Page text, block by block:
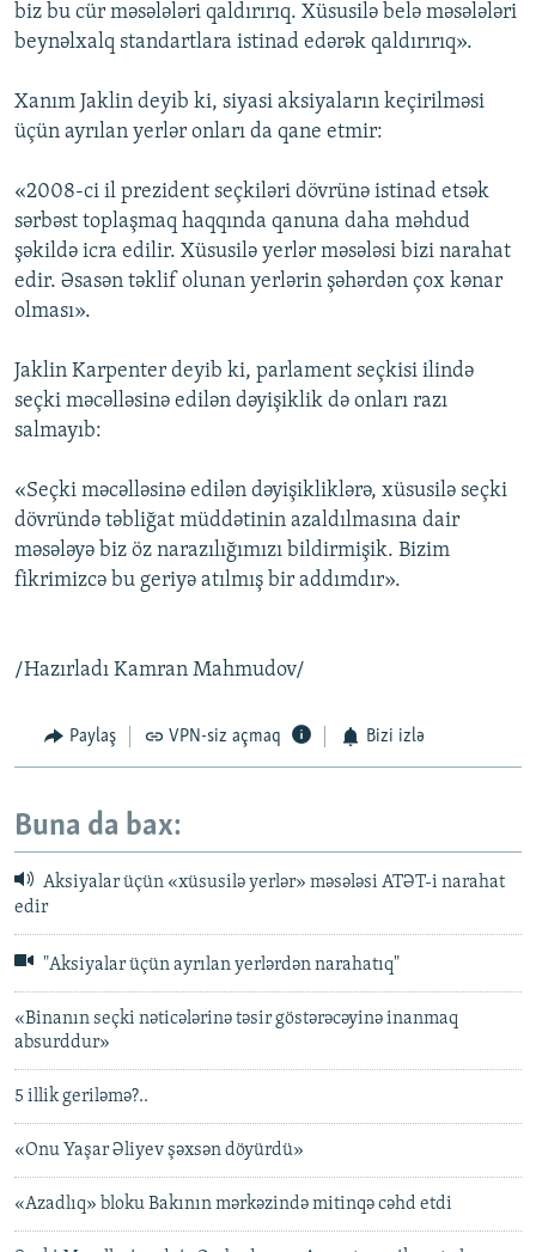
biz bu cür məsələləri qaldırırıq. Xüsusilə belə məsələləri
beynəlxalq standartlara istinad edərək qaldırırıq».
Xanım Jaklin deyib ki, siyasi aksiyaların keçirilməsi
üçün ayrılan yerlər onları da qane etmir:
«2008-ci il prezident seçkiləri dövrünə istinad etsək
sərbəst toplaşmaq haqqında qanuna daha məhdud
şəkildə icra edilir. Xüsusilə yerlər məsələsi bizi narahat
edir. Əsasən təklif olunan yerlərin şəhərdən çox kənar
olması».
Jaklin Karpenter deyib ki, parlament seçkisi ilində
seçki məcəlləsinə edilən dəyişiklik də onları razı
salmayıb:
«Seçki məcəlləsinə edilən dəyişikliklərə, xüsusilə seçki
dövründə təbliğat müddətinin azaldılmasına dair
məsələyə biz öz narazılığımızı bildirmişik. Bizim
fikrimizcə bu geriyə atılmış bir addımdır».
/Hazırladı Kamran Mahmudov/
Paylaş VPN-siz açmaq Bizi izlə
Buna da bax:
Aksiyalar üçün «xüsusilə yerlər» məsələsi ATƏT-i narahat
edir
"Aksiyalar üçün ayrılan yerlərdən narahatıq"
«Binanın seçki nəticələrinə təsir göstərəcəyinə inanmaq
absurddur»
5 illik geriləmə?..
«Onu Yaşar Əliyev şəxsən döyürdü»
«Azadlıq» bloku Bakının mərkəzində mitinqə cəhd etdi